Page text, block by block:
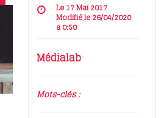
Le 17 Mai 2017
Modifié le 26/04/2020
à 0:50
Médialab
Mots-clés :